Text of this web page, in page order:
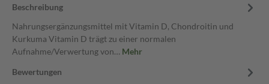
Beschreibung
Nahrungsergänzungsmittel mit Vitamin D, Chondroitin und
Kurkuma Vitamin D trägt zu einer normalen
Aufnahme/Verwertung von… Mehr
Bewertungen